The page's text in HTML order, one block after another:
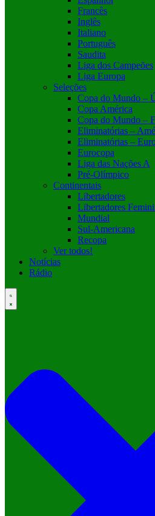
Francês
Inglês
Italiano
Português
Saudita
Liga dos Campeões
Liga Europa
Seleções
Copa do Mundo –
Copa América
Copa do Mundo –
Eliminatórias –
Eliminatórias –
Eurocopa
Liga das Nações A
Pré-Olímpico
Continentais
Libertadores
Libertadores
Mundial
Sul-Americana
Recopa
Ver todos!
Notícias
Rádio